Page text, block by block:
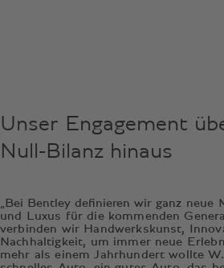
Unser Engagement
Null-Bilanz hinaus
„Bei Bentley definieren wir ganz neue
und Luxus für die kommenden
verbinden wir Handwerkskunst,
Nachhaltigkeit, um immer neue
mehr als einem Jahrhundert wollte